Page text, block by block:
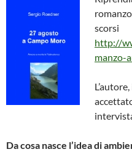
scorsi
http://
manzo-
Da cosa nasce l’idea di